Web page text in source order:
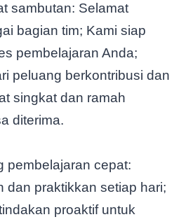
sambutan: Selamat
bagian tim; Kami siap
pembelajaran Anda;
peluang berkontribusi dan
singkat dan ramah
diterima.
pembelajaran cepat:
dan praktikkan setiap hari;
proaktif untuk